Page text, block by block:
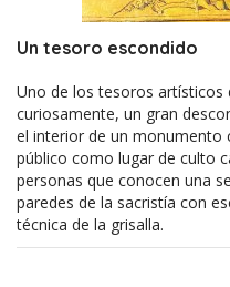
Un tesoro escondido
Uno de los tesoros artísticos
curiosamente, un gran
el interior de un monumento
público como lugar de culto
personas que conocen una
paredes de la sacristía con
técnica de la grisalla.